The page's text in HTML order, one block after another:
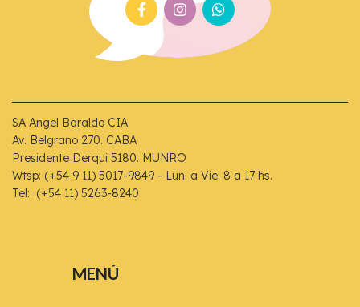
SA Angel Baraldo CIA
Av. Belgrano 270. CABA
Presidente Derqui 5180. MUNRO
Wtsp: (+54 9 11) 5017-9849 - Lun. a Vie. 8 a 17 hs.
Tel: (+54 11) 5263-8240
MENÚ